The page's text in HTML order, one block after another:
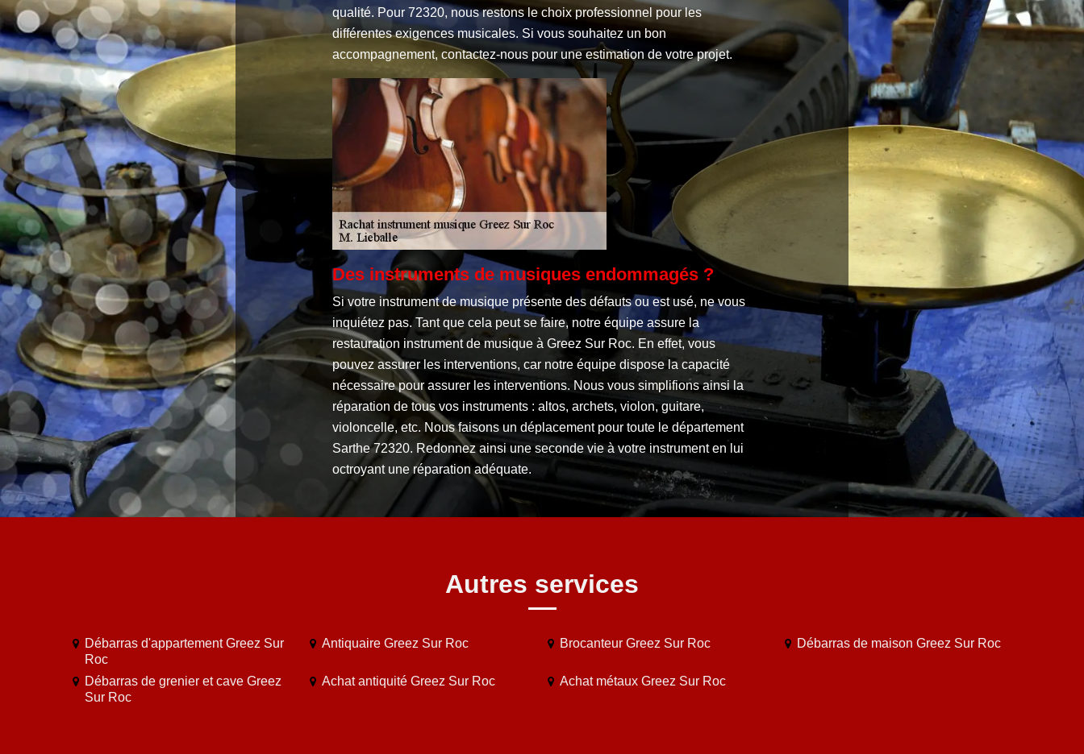
qualité. Pour 72320, nous restons le choix professionnel pour les
différentes exigences musicales. Si vous souhaitez un bon
accompagnement, contactez-nous pour une estimation de votre projet.
Des instruments de musiques endommagés ?
Si votre instrument de musique présente des défauts ou est usé, ne vous
inquiétez pas. Tant que cela peut se faire, notre équipe assure la
restauration instrument de musique à Greez Sur Roc. En effet, vous
pouvez assurer les interventions, car notre équipe dispose la capacité
nécessaire pour assurer les interventions. Nous vous simplifions ainsi la
réparation de tous vos instruments : altos, archets, violon, guitare,
violoncelle, etc. Nous faisons un déplacement pour toute le département
Sarthe 72320. Redonnez ainsi une seconde vie à votre instrument en lui
octroyant une réparation adéquate.
Autres services
Débarras d'appartement Greez Sur
Roc
Antiquaire Greez Sur Roc Brocanteur Greez Sur Roc Débarras de maison Greez Sur Roc
Débarras de grenier et cave Greez
Sur Roc
Achat antiquité Greez Sur Roc Achat métaux Greez Sur Roc